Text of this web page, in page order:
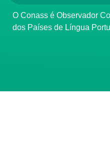
O Conass é Observador Consultivo da Comunidade
dos Países de Língua